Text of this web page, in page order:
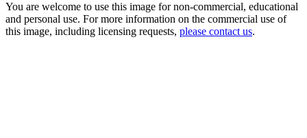
You are welcome to use this image for non-commercial, educational
and personal use. For more information on the commercial use of
this image, including licensing requests, please contact us.